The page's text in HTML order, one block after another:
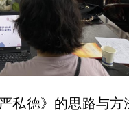
私德》的思路与